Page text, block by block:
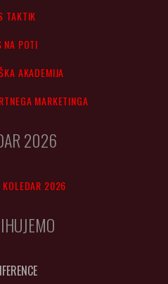
TAKTIK
NA POTI
AKADEMIJA
MARKETINGA
2026
KOLEDAR 2026